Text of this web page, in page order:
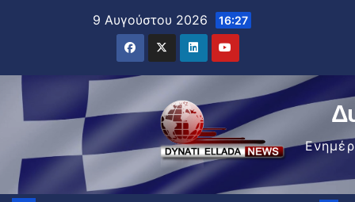
9 Αυγούστου 2026 16:27